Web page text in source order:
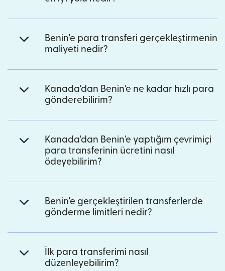
Benin'e para transferi gerçekleştirmenin
maliyeti nedir?
Kanada'dan Benin'e ne kadar hızlı para
gönderebilirim?
Kanada'dan Benin'e yaptığım çevrimiçi
para transferinin ücretini nasıl
ödeyebilirim?
Benin'e gerçekleştirilen transferlerde
gönderme limitleri nedir?
İlk para transferimi nasıl
düzenleyebilirim?